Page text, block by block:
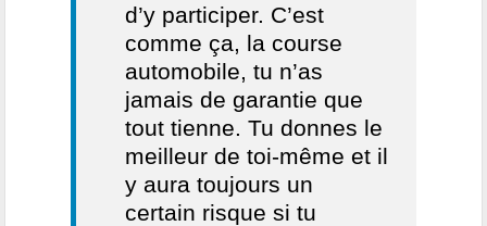
d’y participer. C’est
comme ça, la course
automobile, tu n’as
jamais de garantie que
tout tienne. Tu donnes le
meilleur de toi-même et il
y aura toujours un
certain risque si tu